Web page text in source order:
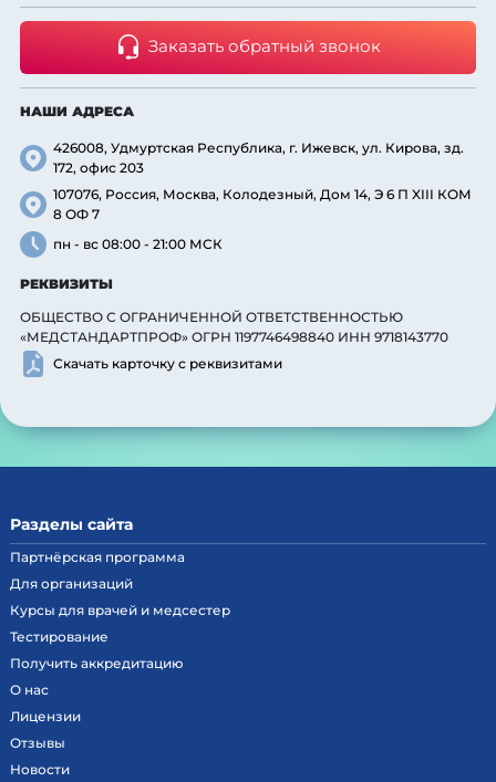
Заказать обратный звонок
НАШИ АДРЕСА
426008, Удмуртская Республика, г. Ижевск, ул. Кирова, зд.
172, офис 203
107076, Россия, Москва, Колодезный, Дом 14, Э 6 П XIII КОМ
8 ОФ 7
пн - вс 08:00 - 21:00 МСК
РЕКВИЗИТЫ
ОБЩЕСТВО С ОГРАНИЧЕННОЙ ОТВЕТСТВЕННОСТЬЮ
«МЕДСТАНДАРТПРОФ» ОГРН 1197746498840 ИНН 9718143770
Скачать карточку с реквизитами
Наш сайт в автоматическом режиме собирает данные о Вашем
Разделы сайта
Партнёрская программа
Для организаций
Курсы для врачей и медсестер
Тестирование
Получить аккредитацию
О нас
Лицензии
Отзывы
Новости